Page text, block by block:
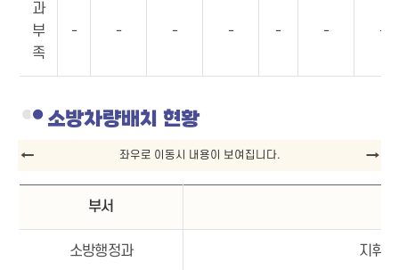
과
부
족
- - - - - - -
소방차량배치 현황
부서
소방행정과 지휘1